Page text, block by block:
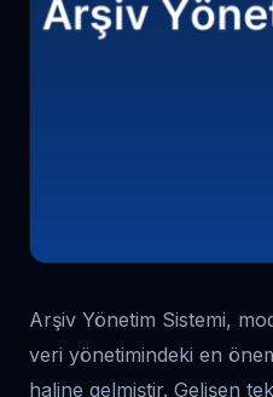
Arşiv Yönetim Sistemi,
veri yönetimindeki en
haline gelmiştir. Gelişen